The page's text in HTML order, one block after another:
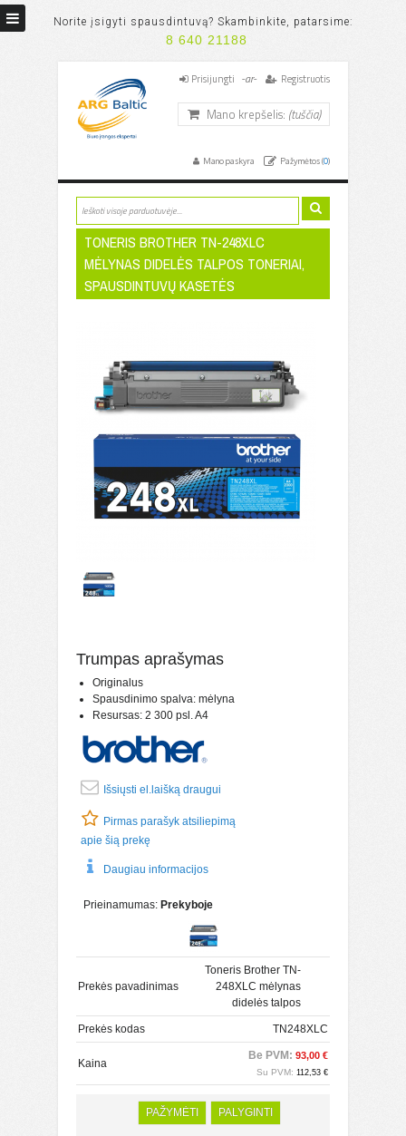
Norite įsigyti spausdintuvą? Skambinkite, patarsime:
8 640 21188
Prisijungti -ar- Registruotis
Mano krepšelis: (tuščia)
Mano paskyra Pažymėtos (0)
TONERIS BROTHER TN-248XLC
MĖLYNAS DIDELĖS TALPOS TONERIAI,
SPAUSDINTUVŲ KASETĖS
Trumpas aprašymas
Originalus
Spausdinimo spalva: mėlyna
Resursas: 2 300 psl. A4
Išsiųsti el.laišką draugui
Pirmas parašyk atsiliepimą
apie šią prekę
Daugiau informacijos
Prieinamumas: Prekyboje
Prekės pavadinimas
Toneris Brother TN-
248XLC mėlynas
didelės talpos
Prekės kodas TN248XLC
Kaina
Be PVM: 93,00 €
Su PVM: 112,53 €
PAŽYMĖTI PALYGINTI